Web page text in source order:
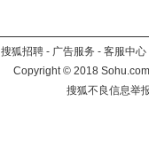
搜狐招聘 - 广告服务 - 客服中心
Copyright©2018
搜狐不良信息举